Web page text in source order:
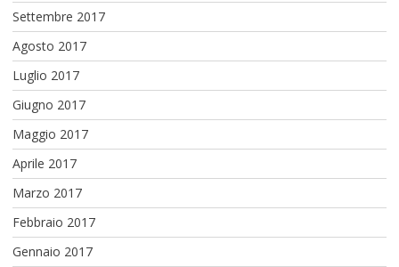
Settembre 2017
Agosto 2017
Luglio 2017
Giugno 2017
Maggio 2017
Aprile 2017
Marzo 2017
Febbraio 2017
Gennaio 2017